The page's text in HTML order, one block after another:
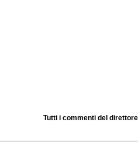
Tutti i commenti del direttore